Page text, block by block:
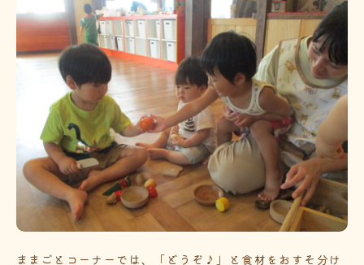
ままごとコーナーでは、「どうぞ♪」と食材をおすそ分け